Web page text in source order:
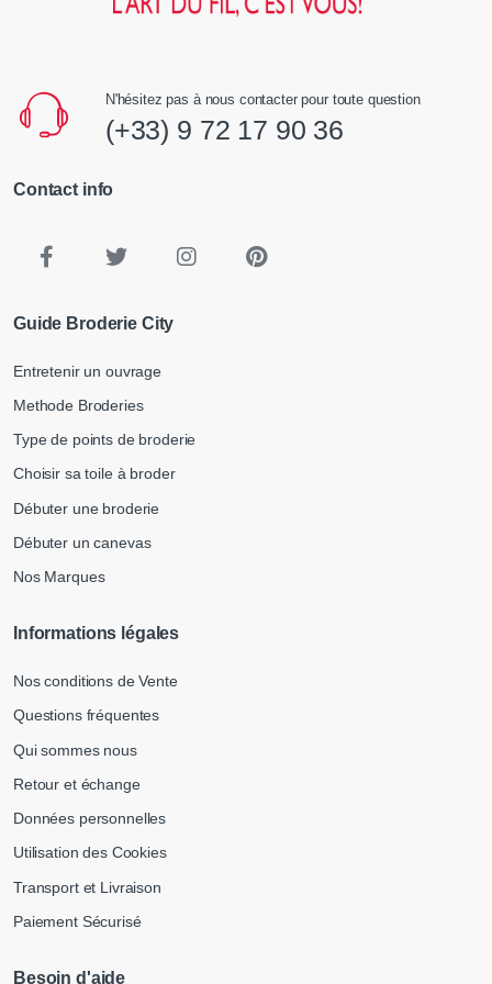
N'hésitez pas à nous contacter pour toute question
(+33) 9 72 17 90 36
Contact info
Guide Broderie City
Entretenir un ouvrage
Methode Broderies
Type de points de broderie
Choisir sa toile à broder
Débuter une broderie
Débuter un canevas
Nos Marques
Informations légales
Nos conditions de Vente
Questions fréquentes
Qui sommes nous
Retour et échange
Données personnelles
Utilisation des Cookies
Transport et Livraison
Paiement Sécurisé
Besoin d'aide